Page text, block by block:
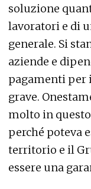
soluzione
lavoratori e di
generale. Si
aziende e
pagamenti per
grave.
molto in
perché poteva
territorio e il
essere una